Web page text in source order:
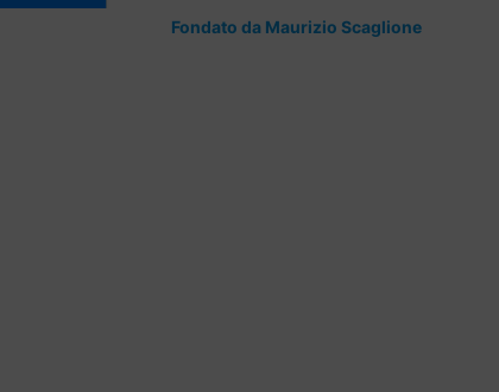
Fondato da Maurizio Scaglione